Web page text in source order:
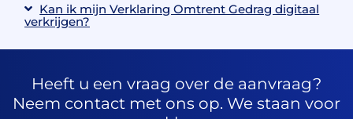
Kan ik mijn Verklaring Omtrent Gedrag digitaal
verkrijgen?
Heeft u een vraag over de aanvraag?
Neem contact met ons op. We staan voor